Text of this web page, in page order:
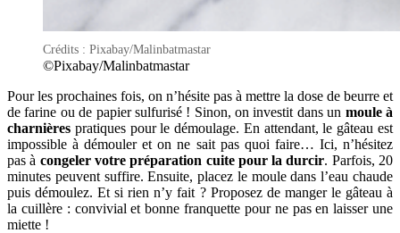
Crédits : Pixabay/Malinbatmastar
©Pixabay/Malinbatmastar
Pour les prochaines fois, on n’hésite pas à mettre la dose de beurre et
de farine ou de papier sulfurisé ! Sinon, on investit dans un moule à
charnières pratiques pour le démoulage. En attendant, le gâteau est
impossible à démouler et on ne sait pas quoi faire… Ici, n’hésitez
pas à congeler votre préparation cuite pour la durcir. Parfois, 20
minutes peuvent suffire. Ensuite, placez le moule dans l’eau chaude
puis démoulez. Et si rien n’y fait ? Proposez de manger le gâteau à
la cuillère : convivial et bonne franquette pour ne pas en laisser une
miette !